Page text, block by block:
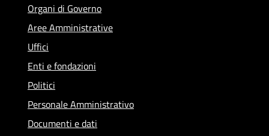
Organi di Governo
Aree Amministrative
Uffici
Enti e fondazioni
Politici
Personale Amministrativo
Documenti e dati